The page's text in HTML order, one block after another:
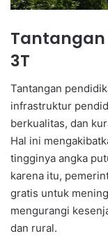
Tantangan
3T
Tantangan
infrastruktur
berkualitas, dan
Hal ini
tingginya angka
karena itu,
gratis untuk
mengurangi
dan rural.